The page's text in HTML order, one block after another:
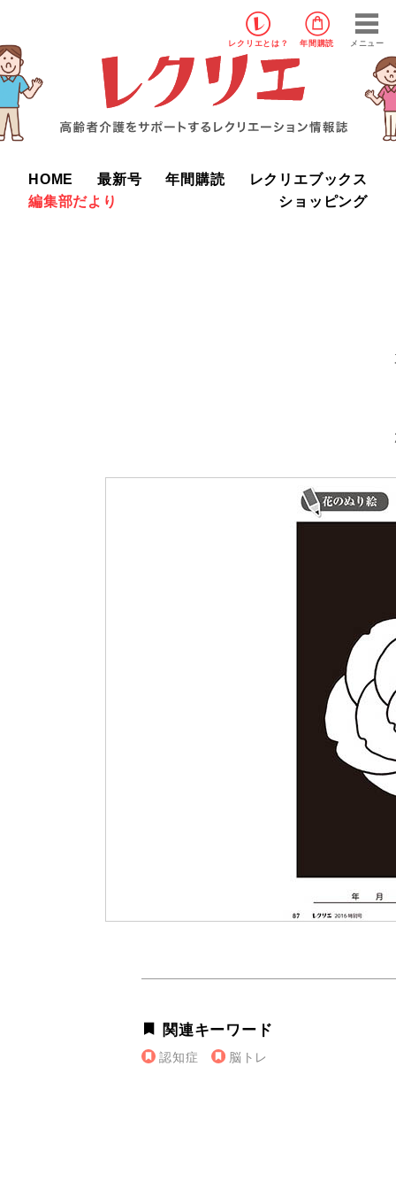
レクリエ とは？ 年間購読 メニュー
HOME 最新号 年間購読
レクリエブックス
編集部だより
ショッピング
関連キーワード
認知症 脳トレ